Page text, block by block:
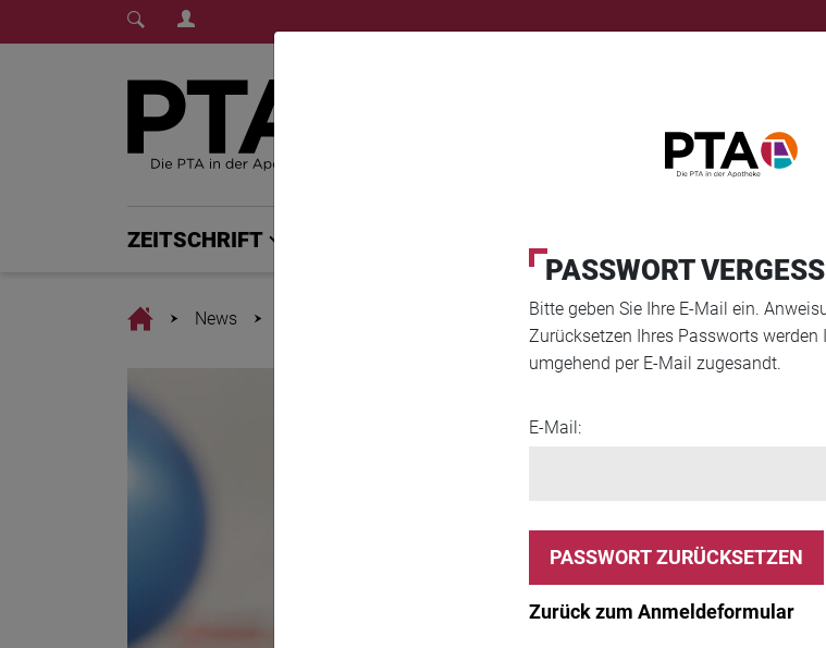
Login Menu
ZEITSCHRIFT
HomeNews
PASSWORT
Bitte geben Sie Ihre E-Mail ein.
Zurücksetzen Ihres Passworts werden
umgehend per E-Mail zugesandt.
E-Mail:
Zurück zum Anmeldeformular